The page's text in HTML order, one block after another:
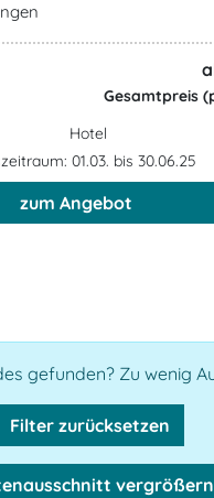
Gesamtpreis
Hotel
01.03. bis 30.06.25
zum Angebot
gefunden? Zu wenig
Filter zurücksetzen
vergrößern